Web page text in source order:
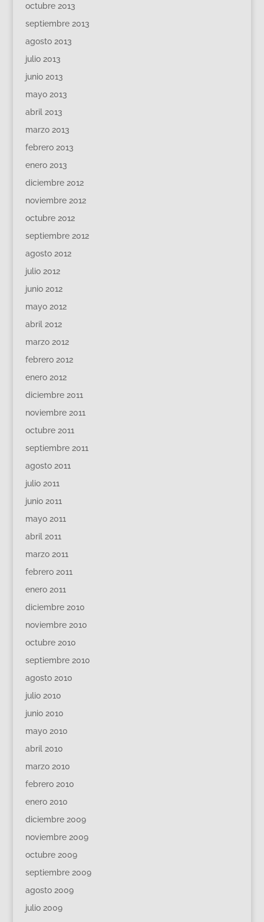
octubre 2013
septiembre 2013
agosto 2013
julio 2013
junio 2013
mayo 2013
abril 2013
marzo 2013
febrero 2013
enero 2013
diciembre 2012
noviembre 2012
octubre 2012
septiembre 2012
agosto 2012
julio 2012
junio 2012
mayo 2012
abril 2012
marzo 2012
febrero 2012
enero 2012
diciembre 2011
noviembre 2011
octubre 2011
septiembre 2011
agosto 2011
julio 2011
junio 2011
mayo 2011
abril 2011
marzo 2011
febrero 2011
enero 2011
diciembre 2010
noviembre 2010
octubre 2010
septiembre 2010
agosto 2010
julio 2010
junio 2010
mayo 2010
abril 2010
marzo 2010
febrero 2010
enero 2010
diciembre 2009
noviembre 2009
octubre 2009
septiembre 2009
agosto 2009
julio 2009